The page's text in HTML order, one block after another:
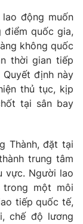
động muốn
điểm quốc gia,
không quốc
thời gian tiếp
Quyết định này
thủ tục, kịp
tại sân bay
Thành, đặt tại
trung tâm
vực. Người lao
một môi
tiếp quốc tế,
chế độ lương